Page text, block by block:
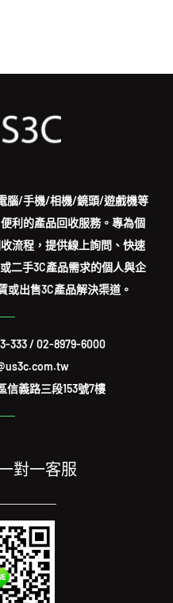
腦/手機/相機/鏡頭/遊戲機等
利的產品回收服務。專為個
流程，提供線上詢問、快速
二手3C產品需求的個人與企
或出售3C產品解決渠道。
333/02-8979-6000
信義路三段153號7樓
對一客服